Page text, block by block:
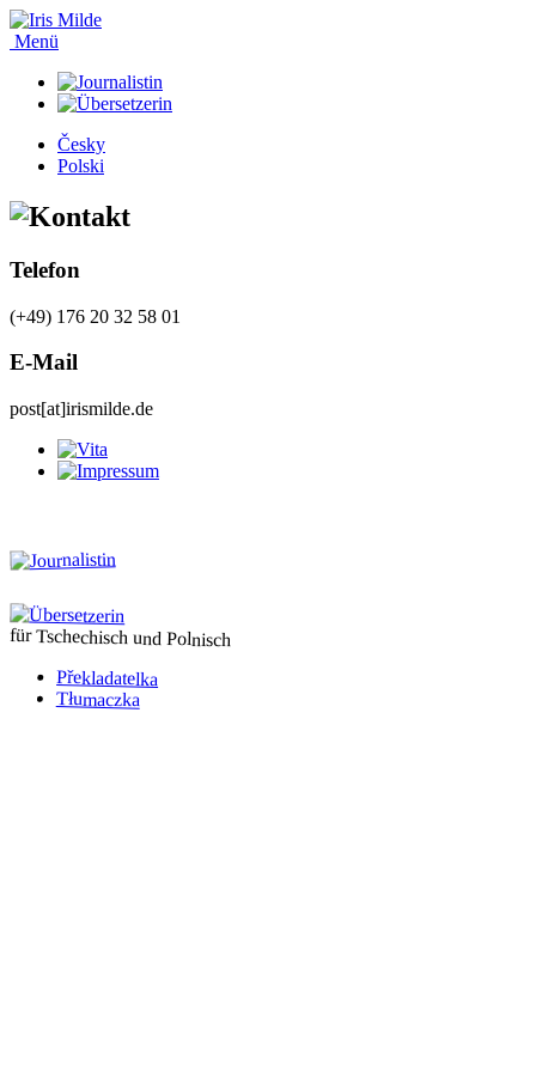
Menü
Česky
Polski
Telefon
(+49) 176 20 32 58 01
E-Mail
post[at]irismilde.de
für Tschechisch und Polnisch
Překladatelka
Tłumaczka